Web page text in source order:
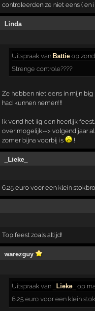
controleerden ze niet eens ( en
Linda
Uitspraak vanBattie op
Strenge controle????
Ze hebben niet eens in mijn
had kunnen nemen!!!
Ik vond het iig een heerlijk
over mogelijk--> volgend jaar
zomer bijna voorbij is
!
_Lieke_
6.25 euro voor een klein
Top feest zoals altijd!
warezguy
Uitspraak van _Lieke_ op
6.25 euro voor een klein